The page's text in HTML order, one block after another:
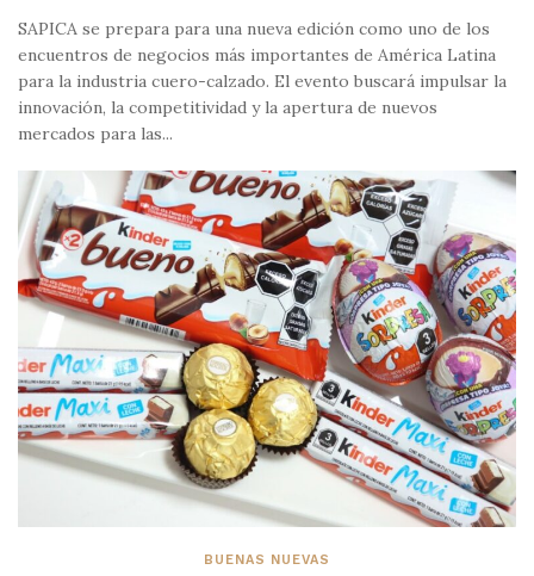
SAPICA se prepara para una nueva edición como uno de los
encuentros de negocios más importantes de América Latina
para la industria cuero-calzado. El evento buscará impulsar la
innovación, la competitividad y la apertura de nuevos
mercados para las...
BUENAS NUEVAS